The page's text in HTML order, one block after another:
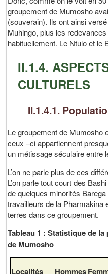
groupement de Mumosho
(souverain). Ils ont ainsi
Muhingo, plus les
habituellement. Le Ntulo et le
II.1.4.
CULTURELS
II.1.4.1.
Le groupement de Mumosho
ceux –ci appartiennent
un métissage séculaire entre
L’on ne parle plus de ces
L’on parle tout court des
de quelques minorités
travailleurs de la Pharmakina
terres dans ce groupement.
Tableau 1 : Statistique de
de Mumosho
Localités Hommes